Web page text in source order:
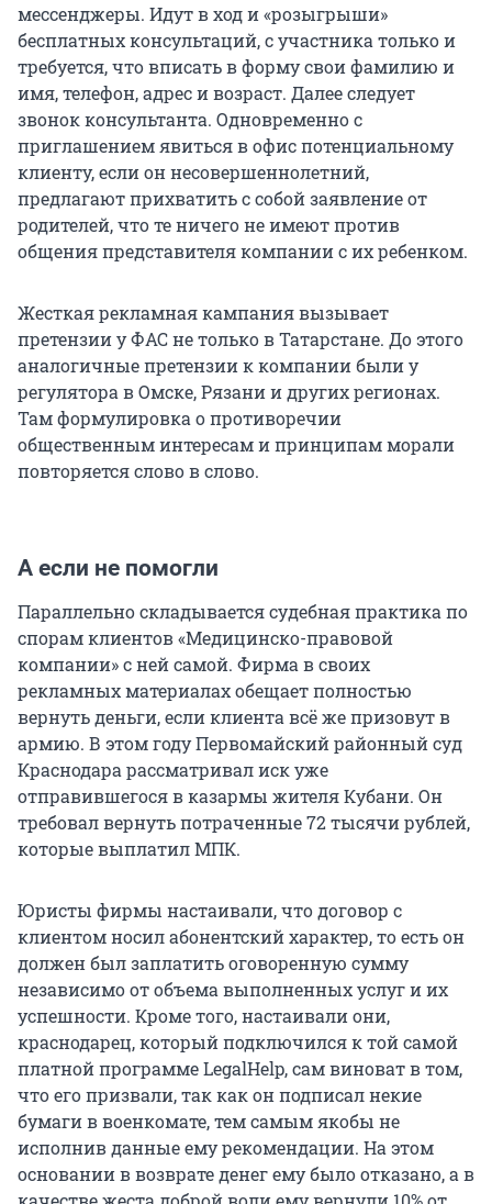
мессенджеры. Идут в ход и «розыгрыши»
бесплатных консультаций, с участника только и
требуется, что вписать в форму свои фамилию и
имя, телефон, адрес и возраст. Далее следует
звонок консультанта. Одновременно с
приглашением явиться в офис потенциальному
клиенту, если он несовершеннолетний,
предлагают прихватить с собой заявление от
родителей, что те ничего не имеют против
общения представителя компании с их ребенком.
Жесткая рекламная кампания вызывает
претензии у ФАС не только в Татарстане. До этого
аналогичные претензии к компании были у
регулятора в Омске, Рязани и других регионах.
Там формулировка о противоречии
общественным интересам и принципам морали
повторяется слово в слово.
А если не помогли
Параллельно складывается судебная практика по
спорам клиентов «Медицинско-правовой
компании» с ней самой. Фирма в своих
рекламных материалах обещает полностью
вернуть деньги, если клиента всё же призовут в
армию. В этом году Первомайский районный суд
Краснодара рассматривал иск уже
отправившегося в казармы жителя Кубани. Он
требовал вернуть потраченные 72 тысячи рублей,
которые выплатил МПК.
Юристы фирмы настаивали, что договор с
клиентом носил абонентский характер, то есть он
должен был заплатить оговоренную сумму
независимо от объема выполненных услуг и их
успешности. Кроме того, настаивали они,
краснодарец, который подключился к той самой
платной программе LegalHelp, сам виноват в том,
что его призвали, так как он подписал некие
бумаги в военкомате, тем самым якобы не
исполнив данные ему рекомендации. На этом
основании в возврате денег ему было отказано, а в